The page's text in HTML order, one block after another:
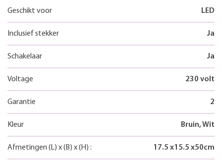
Geschikt voor LED
Inclusief stekker Ja
Schakelaar Ja
Voltage 230 volt
Garantie 2
Kleur Bruin, Wit
Afmetingen (L) x(B) x(H) : 17.5 x15.5 x50cm